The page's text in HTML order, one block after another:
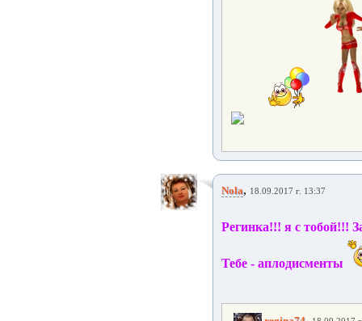
Nola, 18.09.2017 г. 13:37
Регинка!!! я с
Тебе - аплодисменты